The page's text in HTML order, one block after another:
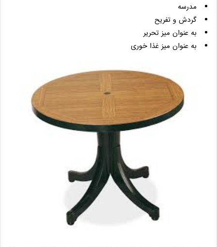
مدرسه
گردش و تفریح
به عنوان میز تحریر
به عنوان میز غذا خوری